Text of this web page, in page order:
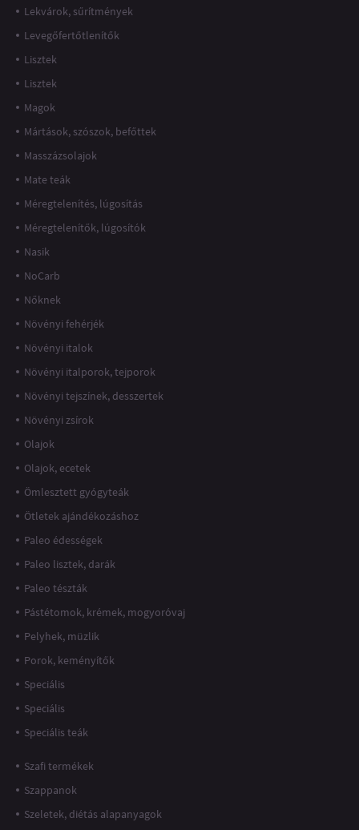
Lekvárok, sűrítmények
Levegőfertőtlenítők
Lisztek
Lisztek
Magok
Mártások, szószok, befőttek
Masszázsolajok
Mate teák
Méregtelenítés, lúgosítás
Méregtelenítők, lúgosítók
Nasik
NoCarb
Nőknek
Növényi fehérjék
Növényi italok
Növényi italporok, tejporok
Növényi tejszínek, desszertek
Növényi zsírok
Olajok
Olajok, ecetek
Ömlesztett gyógyteák
Ötletek ajándékozáshoz
Paleo édességek
Paleo lisztek, darák
Paleo tészták
Pástétomok, krémek, mogyoróvaj
Pelyhek, müzlik
Porok, keményítők
Speciális
Speciális
Speciális teák
Szafi termékek
Szappanok
Szeletek, diétás alapanyagok